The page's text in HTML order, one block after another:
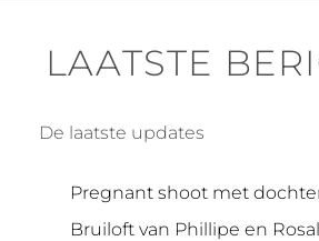
LAATSTE
De laatste updates
Pregnant shoot met
Bruiloft van Phillipe en